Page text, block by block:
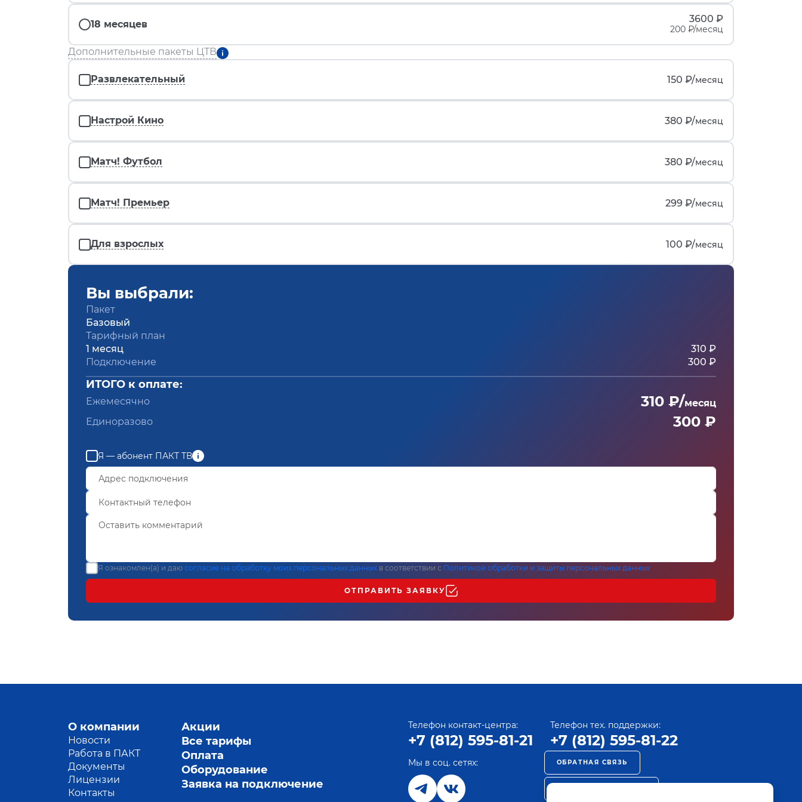
18 месяцев 3600 ₽
200 ₽/месяц
Дополнительные пакеты ЦТВ
Развлекательный 150 ₽/месяц
Настрой Кино 380 ₽/месяц
Матч! Футбол 380 ₽/месяц
Матч! Премьер 299 ₽/месяц
Для взрослых 100 ₽/месяц
Вы выбрали:
Пакет
Базовый
Тарифный план
1 месяц
310 ₽
Подключение
300 ₽
ИТОГО к оплате:
Ежемесячно 310 ₽/месяц
Единоразово
300 ₽
Я — абонент ПАКТ ТВ
Я ознакомлен(а) и даю согласие на обработку моих персональных данных в соответствии с Политикой обработки и защиты персональных данных
ОТПРАВИТЬ ЗАЯВКУ
О компании
Новости
Работа в ПАКТ
Документы
Лицензии
Контакты
Акции
Все тарифы
Оплата
Оборудование
Заявка на подключение
Телефон контакт-центра:
+7 (812) 595-81-21
Телефон тех. поддержки:
+7 (812) 595-81-22
Мы в соц. сетях: ОБРАТНАЯ СВЯЗЬ